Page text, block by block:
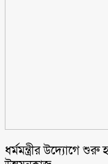
ধর্মমন্ত্রীর উদ্যোগে